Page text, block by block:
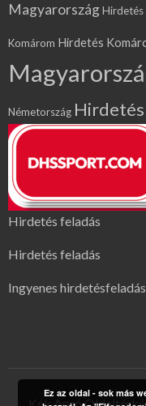
MagyarországHirdetés
Komárom Hirdetés
Németország
Hirdetés feladás
Hirdetés feladás
Ingyenes hirdetésfeladás
Ez az oldal - sok más